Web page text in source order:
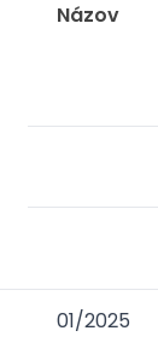
Názov
01/2025